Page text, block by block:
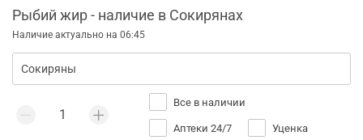
Рыбий жир - наличие в Сокирянах
Наличие актуально на 06:45
Все в наличии
Аптеки 24/7 Уценка